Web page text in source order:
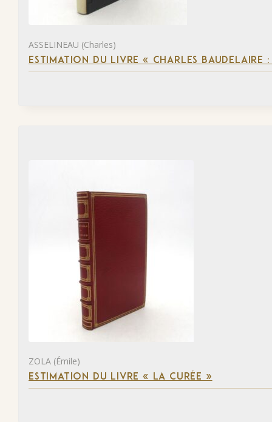
ASSELINEAU (Charles)
ESTIMATION DU LIVRE « CHARLES BAUDELAIRE
ZOLA (Émile)
ESTIMATION DU LIVRE « LA CURÉE »